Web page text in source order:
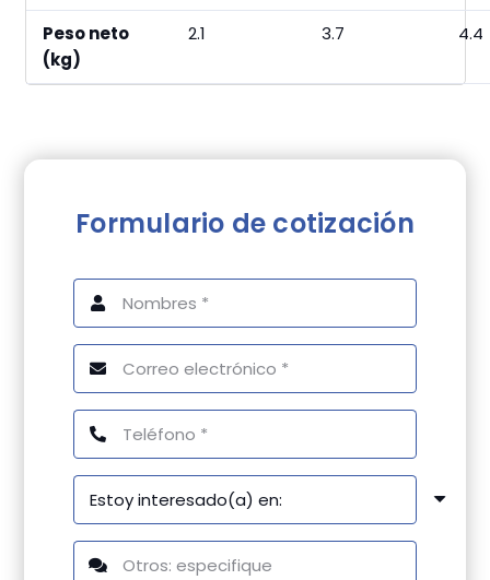
Peso neto
(kg)
2.1 3.7 4.4
Formulario de cotización